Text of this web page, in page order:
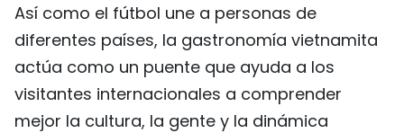
Así como el fútbol une a personas de
diferentes países, la gastronomía vietnamita
actúa como un puente que ayuda a los
visitantes internacionales a comprender
mejor la cultura, la gente y la dinámica